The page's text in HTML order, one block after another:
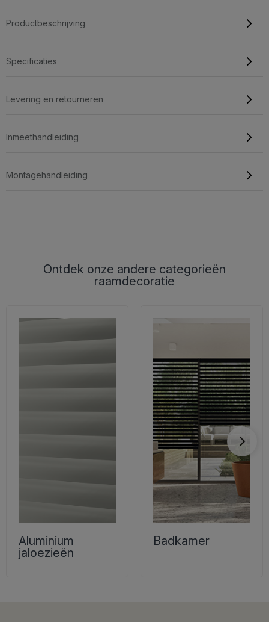
Productbeschrijving
Specificaties
Levering en retourneren
Inmeethandleiding
Montagehandleiding
Ontdek onze andere categorieën
raamdecoratie
Aluminium
jaloezieën
Badkamer